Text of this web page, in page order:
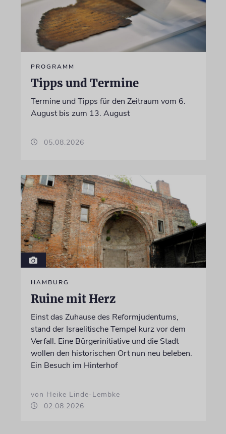
PROGRAMM
Tipps und Termine
Termine und Tipps für den Zeitraum vom 6.
August bis zum 13. August
05.08.2026
HAMBURG
Ruine mit Herz
Einst das Zuhause des Reformjudentums,
stand der Israelitische Tempel kurz vor dem
Verfall. Eine Bürgerinitiative und die Stadt
wollen den historischen Ort nun neu beleben.
Ein Besuch im Hinterhof
von Heike Linde-Lembke
02.08.2026